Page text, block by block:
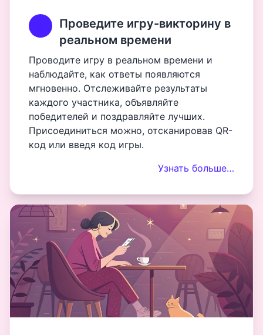
Проведите игру-викторину в
реальном времени
Проводите игру в реальном времени и
наблюдайте, как ответы появляются
мгновенно. Отслеживайте результаты
каждого участника, объявляйте
победителей и поздравляйте лучших.
Присоединиться можно, отсканировав QR-
код или введя код игры.
Узнать больше…